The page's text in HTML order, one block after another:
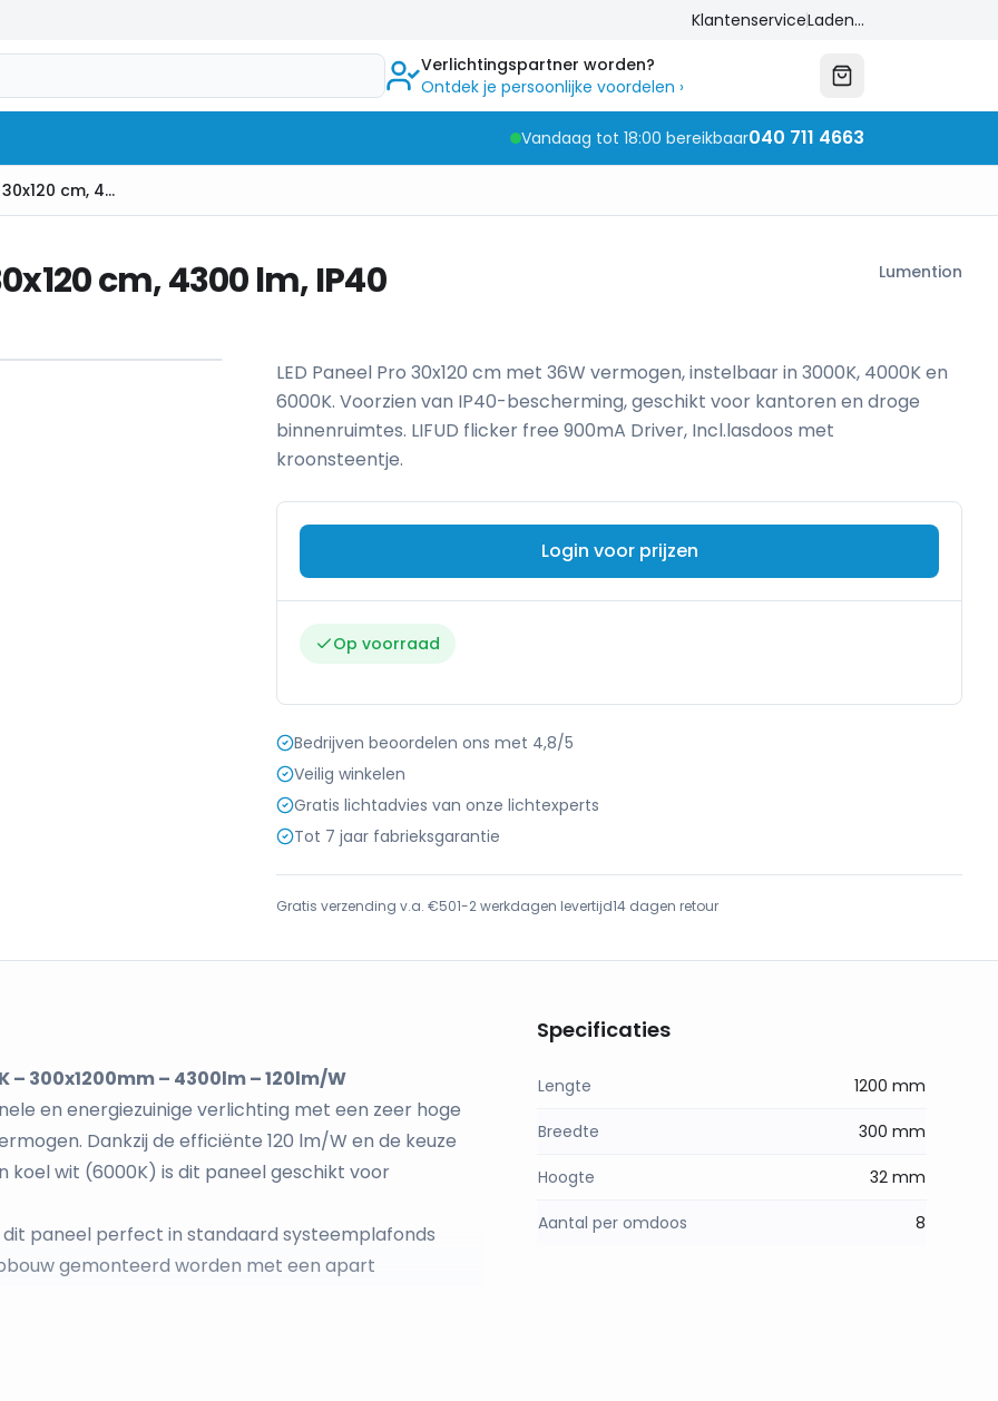
KlantenserviceLaden...
Verlichtingspartner worden?
Ontdek je persoonlijke voordelen ›
Vandaag tot 18:00 bereikbaar040 711 4663
LED Backlight Paneel, 36W, 30x120 cm, 4300 lm, IP40
cm, 4300 lm, IP40 Lumention
LED Paneel Pro 30x120 cm met 36W vermogen, instelbaar in 3000K, 4000K en
6000K. Voorzien van IP40-bescherming, geschikt voor kantoren en droge
binnenruimtes. LIFUD flicker free 900mA Driver, Incl.lasdoos met
kroonsteentje.
Login voor prijzen
Op voorraad
Bedrijven beoordelen ons met 4,8/5
Veilig winkelen
Gratis lichtadvies van onze lichtexperts
Tot 7 jaar fabrieksgarantie
Gratis verzending v.a. €501-2 werkdagen levertijd14 dagen retour
– 300x1200mm – 4300lm – 120lm/W
en energiezuinige verlichting met een zeer hoge
Dankzij de efficiënte 120 lm/W en de keuze
koel wit (6000K) is dit paneel geschikt voor
paneel perfect in standaard systeemplafonds
gemonteerd worden met een apart
Specificaties
Lengte 1200 mm
Breedte 300 mm
Hoogte 32 mm
Aantal per omdoos 8